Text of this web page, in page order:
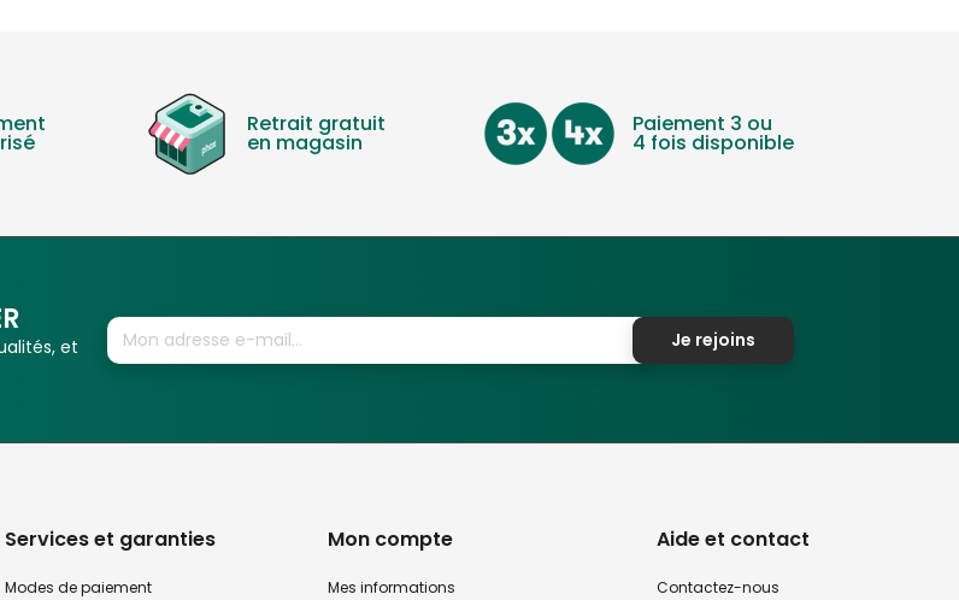
Retrait gratuit
en magasin
Paiement 3 ou
4 fois disponible
et Je rejoins
Services et garanties
Modes de paiement
Mon compte
Mes informations
Aide et contact
Contactez-nous